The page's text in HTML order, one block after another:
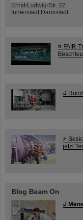
Ernst-Ludwig-Str. 22
Innenstadt Darmstadt
FAIR-
jetzt
Blog Beam On